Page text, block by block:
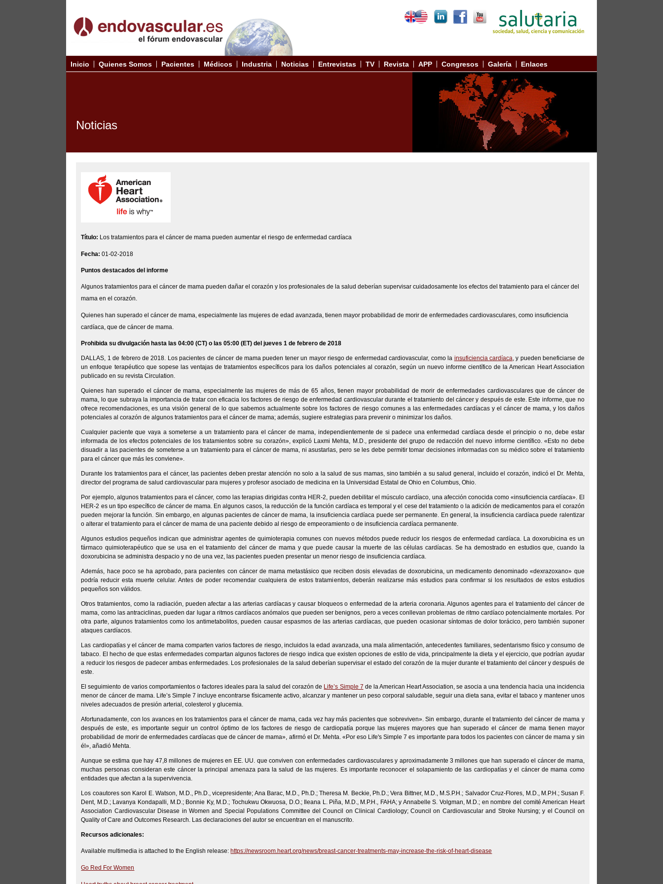
Inicio Quienes Somos Pacientes Médicos Industria Noticias Entrevistas TV Revista APP Congresos Galería Enlaces
Noticias
Título: Los tratamientos para el cáncer de mama pueden aumentar el riesgo de enfermedad cardíaca
Fecha:01-02-2018
Puntos destacados del informe
Algunos tratamientos para el cáncer de mama pueden dañar el corazón y los profesionales de la salud deberían supervisar cuidadosamente los efectos del tratamiento para el cáncer del
mama en el corazón.
Quienes han superado el cáncer de mama, especialmente las mujeres de edad avanzada, tienen mayor probabilidad de morir de enfermedades cardiovasculares, como insuficiencia
cardíaca, que de cáncer de mama.
Prohibida su divulgación hasta las 04:00 (CT) o las 05:00 (ET) del jueves 1 de febrero de 2018
DALLAS, 1 de febrero de 2018. Los pacientes de cáncer de mama pueden tener un mayor riesgo de enfermedad cardiovascular, como la insuficiencia cardíaca, y pueden beneficiarse de
un enfoque terapéutico que sopese las ventajas de tratamientos específicos para los daños potenciales al corazón, según un nuevo informe científico de la American Heart Association
publicado en su revistaCirculation.
Quienes han superado el cáncer de mama, especialmente las mujeres de más de 65 años, tienen mayor probabilidad de morir de enfermedades cardiovasculares que de cáncer de
mama, lo que subraya la importancia de tratar con eficacia los factores de riesgo de enfermedad cardiovascular durante el tratamiento del cáncer y después de este. Este informe, que no
ofrece recomendaciones, es una visión general de lo que sabemos actualmente sobre los factores de riesgo comunes a las enfermedades cardíacas y el cáncer de mama, y los daños
potenciales al corazón de algunos tratamientos para el cáncer de mama; además, sugiere estrategias para prevenir o minimizar los daños.
Cualquier paciente que vaya a someterse a un tratamiento para el cáncer de mama, independientemente de si padece una enfermedad cardíaca desde el principio o no, debe estar
informada de los efectos potenciales de los tratamientos sobre su corazón», explicó Laxmi Mehta, M.D., presidente del grupo de redacción del nuevo informe científico. «Esto no debe
disuadir a las pacientes de someterse a un tratamiento para el cáncer de mama, ni asustarlas, pero se les debe permitir tomar decisiones informadas con su médico sobre el tratamiento
para el cáncer que más les conviene».
Durante los tratamientos para el cáncer, las pacientes deben prestar atención no solo a la salud de sus mamas, sino también a su salud general, incluido el corazón, indicó el Dr. Mehta,
director del programa de salud cardiovascular para mujeres y profesor asociado de medicina en la Universidad Estatal de Ohio en Columbus, Ohio.
Por ejemplo, algunos tratamientos para el cáncer, como las terapias dirigidas contra HER-2, pueden debilitar el músculo cardíaco, una afección conocida como «insuficiencia cardíaca». El
HER-2 es un tipo específico de cáncer de mama. En algunos casos, la reducción de la función cardíaca es temporal y el cese del tratamiento o la adición de medicamentos para el corazón
pueden mejorar la función. Sin embargo, en algunas pacientes de cáncer de mama, la insuficiencia cardíaca puede ser permanente. En general, la insuficiencia cardíaca puede ralentizar
o alterar el tratamiento para el cáncer de mama de una paciente debido al riesgo de empeoramiento o de insuficiencia cardíaca permanente.
Algunos estudios pequeños indican que administrar agentes de quimioterapia comunes con nuevos métodos puede reducir los riesgos de enfermedad cardíaca. La doxorubicina es un
fármaco quimioterapéutico que se usa en el tratamiento del cáncer de mama y que puede causar la muerte de las células cardíacas. Se ha demostrado en estudios que, cuando la
doxorubicina se administra despacio y no de una vez, las pacientes pueden presentar un menor riesgo de insuficiencia cardíaca.
Además, hace poco se ha aprobado, para pacientes con cáncer de mama metastásico que reciben dosis elevadas de doxorubicina, un medicamento denominado «dexrazoxano» que
podría reducir esta muerte celular. Antes de poder recomendar cualquiera de estos tratamientos, deberán realizarse más estudios para confirmar si los resultados de estos estudios
pequeños son válidos.
Otros tratamientos, como la radiación, pueden afectar a las arterias cardíacas y causar bloqueos o enfermedad de la arteria coronaria. Algunos agentes para el tratamiento del cáncer de
mama, como las antraciclinas, pueden dar lugar a ritmos cardíacos anómalos que pueden ser benignos, pero a veces conllevan problemas de ritmo cardíaco potencialmente mortales. Por
otra parte, algunos tratamientos como los antimetabolitos, pueden causar espasmos de las arterias cardíacas, que pueden ocasionar síntomas de dolor torácico, pero también suponer
ataques cardíacos.
Las cardiopatías y el cáncer de mama comparten varios factores de riesgo, incluidos la edad avanzada, una mala alimentación, antecedentes familiares, sedentarismo físico y consumo de
tabaco. El hecho de que estas enfermedades compartan algunos factores de riesgo indica que existen opciones de estilo de vida, principalmente la dieta y el ejercicio, que podrían ayudar
a reducir los riesgos de padecer ambas enfermedades. Los profesionales de la salud deberían supervisar el estado del corazón de la mujer durante el tratamiento del cáncer y después de
este.
El seguimiento de varios comportamientos o factores ideales para la salud del corazón de Life’s Simple 7 de la American Heart Association, se asocia a una tendencia hacia una incidencia
menor de cáncer de mama. Life’s Simple 7 incluye encontrarse físicamente activo, alcanzar y mantener un peso corporal saludable, seguir una dieta sana, evitar el tabaco y mantener unos
niveles adecuados de presión arterial, colesterol y glucemia.
Afortunadamente, con los avances en los tratamientos para el cáncer de mama, cada vez hay más pacientes que sobreviven». Sin embargo, durante el tratamiento del cáncer de mama y
después de este, es importante seguir un control óptimo de los factores de riesgo de cardiopatía porque las mujeres mayores que han superado el cáncer de mama tienen mayor
probabilidad de morir de enfermedades cardíacas que de cáncer de mama», afirmó el Dr. Mehta. «Por eso Life's Simple 7 es importante para todos los pacientes con cáncer de mama y sin
él», añadió Mehta.
Aunque se estima que hay 47,8 millones de mujeres en EE. UU. que conviven con enfermedades cardiovasculares y aproximadamente 3 millones que han superado el cáncer de mama,
muchas personas consideran este cáncer la principal amenaza para la salud de las mujeres. Es importante reconocer el solapamiento de las cardiopatías y el cáncer de mama como
entidades que afectan a la supervivencia.
Los coautores son Karol E. Watson, M.D., Ph.D., vicepresidente; Ana Barac, M.D., Ph.D.; Theresa M. Beckie, Ph.D.; Vera Bittner, M.D., M.S.P.H.; Salvador Cruz-Flores, M.D., M.P.H.; Susan F.
Dent, M.D.; Lavanya Kondapalli, M.D.; Bonnie Ky, M.D.; Tochukwu Okwuosa, D.O.; Ileana L. Piña, M.D., M.P.H., FAHA; y Annabelle S. Volgman, M.D.; en nombre del comité American Heart
Association Cardiovascular Disease in Women and Special Populations Committee del Council on Clinical Cardiology; Council on Cardiovascular and Stroke Nursing; y el Council on
Quality of Care and Outcomes Research. Las declaraciones del autor se encuentran en el manuscrito.
Recursos adicionales:
Available multimedia is attached to the English release: https://newsroom.heart.org/news/breast-cancer-treatments-may-increase-the-risk-of-heart-disease
Go Red For Women